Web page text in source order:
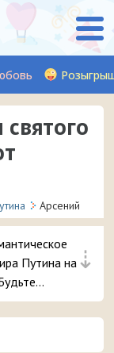
Арсений
⇣
Путина на
❤ 👏